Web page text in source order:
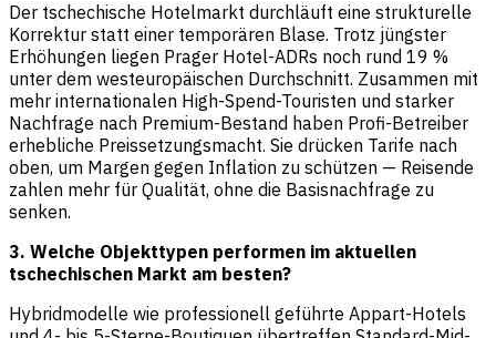
Der tschechische Hotelmarkt durchläuft eine strukturelle
Korrektur statt einer temporären Blase. Trotz jüngster
Erhöhungen liegen Prager Hotel-ADRs noch rund 19 %
unter dem westeuropäischen Durchschnitt. Zusammen mit
mehr internationalen High-Spend-Touristen und starker
Nachfrage nach Premium-Bestand haben Profi-Betreiber
erhebliche Preissetzungsmacht. Sie drücken Tarife nach
oben, um Margen gegen Inflation zu schützen — Reisende
zahlen mehr für Qualität, ohne die Basisnachfrage zu
senken.
3. Welche Objekttypen performen im aktuellen
tschechischen Markt am besten?
Hybridmodelle wie professionell geführte Appart-Hotels